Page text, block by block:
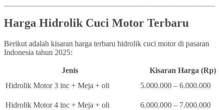
Harga Hidrolik Cuci Motor Terbaru
Berikut adalah kisaran harga terbaru hidrolik cuci motor di pasaran
Indonesia tahun 2025:
Jenis
Kisaran Harga (Rp)
Hidrolik Motor 3 inc + Meja + oli
5.000.000 – 6.000.000
Hidrolik Motor 4 inc + Meja + oli 6.000.000 – 7.000.000